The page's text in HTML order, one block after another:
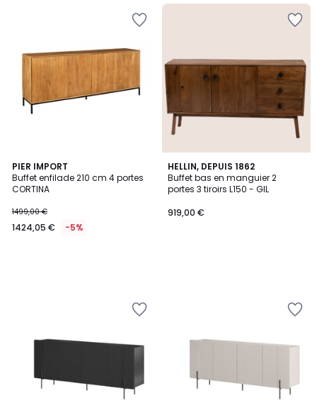
PIER IMPORT
Buffet enfilade 210 cm 4 portes
CORTINA
1499,00 €
1424,05 € -5%
HELLIN, DEPUIS 1862
Buffet bas en manguier 2
portes 3 tiroirs L150 - GIL
919,00 €